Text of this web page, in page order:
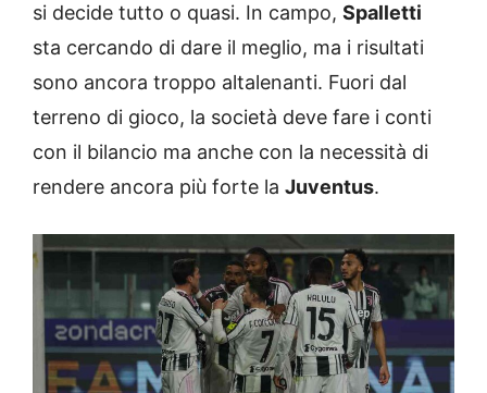
si decide tutto o quasi. In campo, Spalletti
sta cercando di dare il meglio, ma i risultati
sono ancora troppo altalenanti. Fuori dal
terreno di gioco, la società deve fare i conti
con il bilancio ma anche con la necessità di
rendere ancora più forte la Juventus.